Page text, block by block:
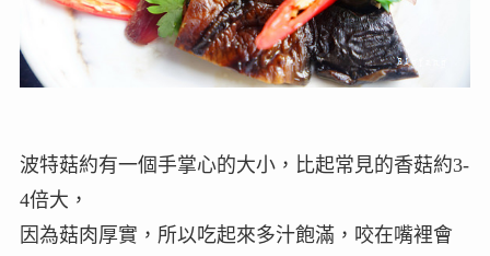
波特菇約有一個手掌心的大小，比起常見的香菇約3-
4倍大，
因為菇肉厚實，所以吃起來多汁飽滿，咬在嘴裡會